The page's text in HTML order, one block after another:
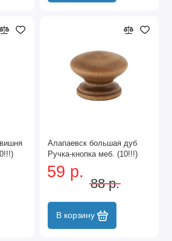
Алапаевск большая дуб
Ручка-кнопка меб. (10!!!)
59 р.
88 р.
В корзину